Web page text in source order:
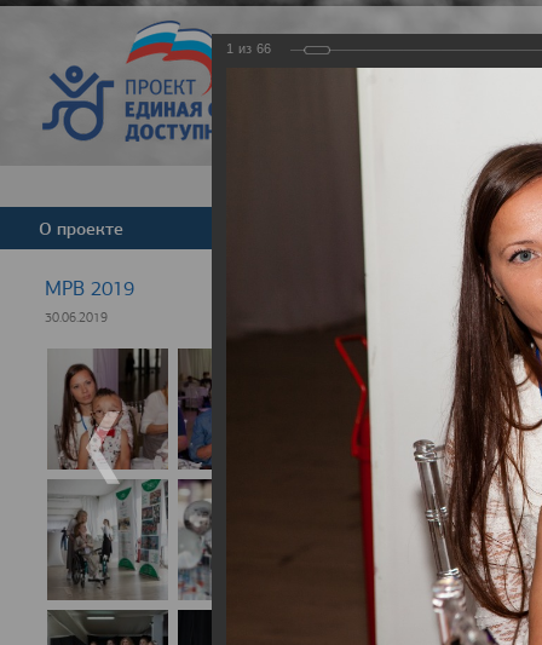
Версия для
О проекте
МРВ 2019
30.06.2019
1 из 66